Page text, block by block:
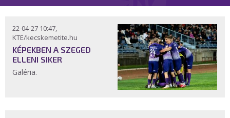
22-04-27 10:47,
KTE/kecskemetite.hu
KÉPEKBEN A SZEGED
ELLENI SIKER
Galéria.